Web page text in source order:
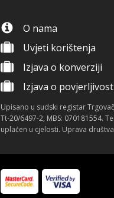
O nama
Uvjeti korištenja
Izjava o konverziji
Izjava o
Upisano u sudski registar
Tt-20/6497-2, MBS: 070181554.
uplaćen u cjelosti. Uprava